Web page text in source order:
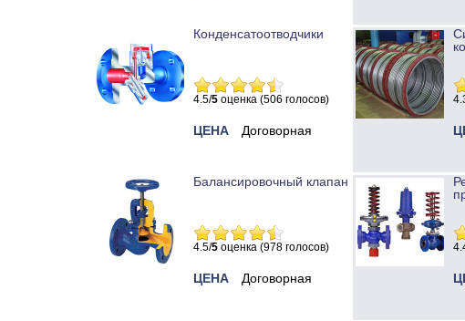
Конденсатоотводчики
4.5/5 оценка (506 голосов)
ЦЕНА Договорная
Балансировочный клапан
4.5/5 оценка (978 голосов)
ЦЕНА Договорная